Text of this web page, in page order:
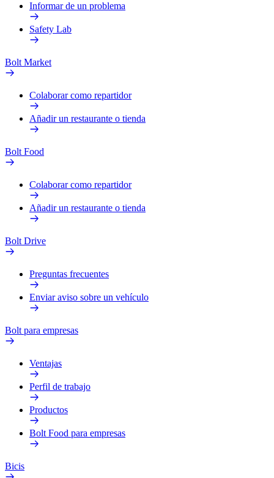
Informar de un problema
Safety Lab
Bolt Market
Colaborar como repartidor
Añadir un restaurante o tienda
Bolt Food
Colaborar como repartidor
Añadir un restaurante o tienda
Bolt Drive
Preguntas frecuentes
Enviar aviso sobre un vehículo
Bolt para empresas
Ventajas
Perfil de trabajo
Productos
Bolt Food para empresas
Bicis